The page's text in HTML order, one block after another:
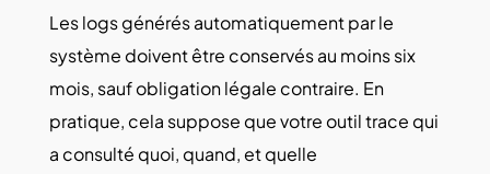
Les logs générés automatiquement par le
système doivent être conservés au moins six
mois, sauf obligation légale contraire. En
pratique, cela suppose que votre outil trace qui
a consulté quoi, quand, et quelle